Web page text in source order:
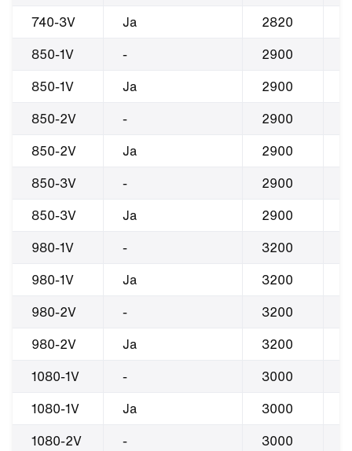
740-3V
Ja 2820
850-1V
- 2900
850-1V
Ja 2900
850-2V
- 2900
850-2V
Ja 2900
850-3V
- 2900
850-3V
Ja 2900
980-1V
- 3200
980-1V
Ja 3200
980-2V
- 3200
980-2V
Ja 3200
1080-1V
- 3000
1080-1V
Ja 3000
1080-2V
- 3000